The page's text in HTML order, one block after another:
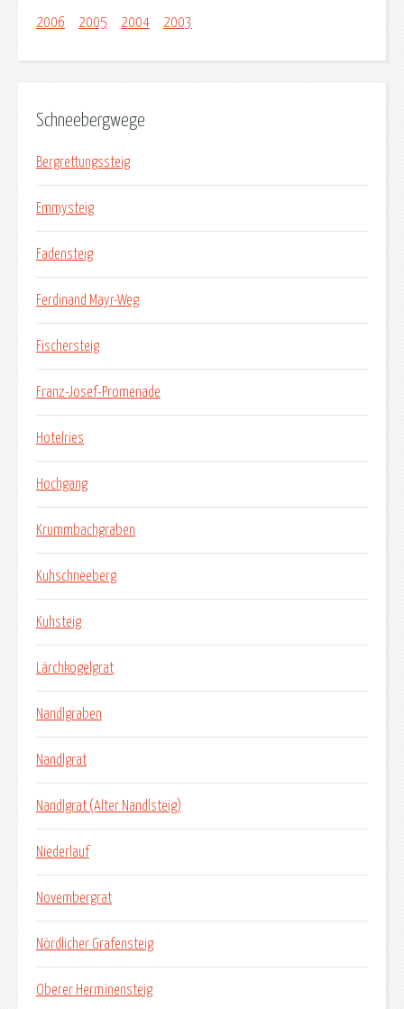
2006 2005 2004 2003
Schneebergwege
Bergrettungssteig
Emmysteig
Fadensteig
Ferdinand Mayr-Weg
Fischersteig
Franz-Josef-Promenade
Hotelries
Hochgang
Krummbachgraben
Kuhschneeberg
Kuhsteig
Lärchkogelgrat
Nandlgraben
Nandlgrat
Nandlgrat (Alter Nandlsteig)
Niederlauf
Novembergrat
Nördlicher Grafensteig
Oberer Herminensteig